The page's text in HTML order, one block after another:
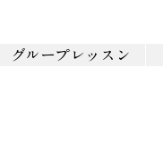
グループレッスン